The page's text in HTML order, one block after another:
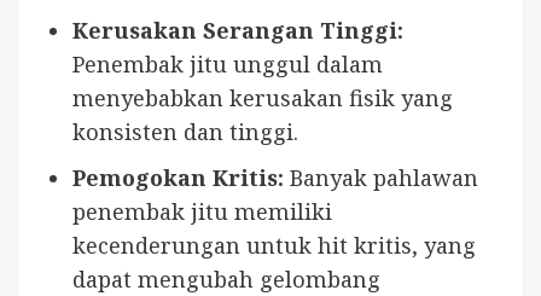
Kerusakan Serangan Tinggi:
Penembak jitu unggul dalam
menyebabkan kerusakan fisik yang
konsisten dan tinggi.
Pemogokan Kritis: Banyak pahlawan
penembak jitu memiliki
kecenderungan untuk hit kritis, yang
dapat mengubah gelombang